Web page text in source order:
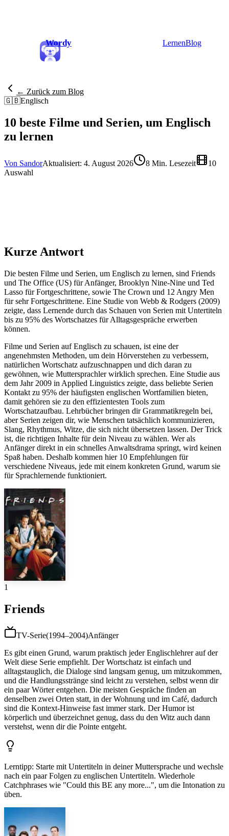
Wordy LernenBlog
← Zurück zum Blog
🇬🇧Englisch
10 beste Filme und Serien, um Englisch
zu lernen
Von SandorAktualisiert: 4. August 2026 8 Min. Lesezeit
10
Auswahl
Kurze Antwort
Die besten Filme und Serien, um Englisch zu lernen, sind Friends
und The Office (US) für Anfänger, Brooklyn Nine-Nine und Ted
Lasso für Fortgeschrittene, sowie The Crown und 12 Angry Men
für sehr Fortgeschrittene. Eine Studie von Webb & Rodgers (2009)
zeigte, dass Lernende durch das Schauen von Serien mit Untertiteln
bis zu 95% des Wortschatzes für Alltagsgespräche erwerben
können.
Filme und Serien auf Englisch zu schauen, ist eine der
angenehmsten Methoden, um dein Hörverstehen zu verbessern,
natürlichen Wortschatz aufzuschnappen und dich daran zu
gewöhnen, wie Muttersprachler wirklich sprechen. Eine Studie aus
dem Jahr 2009 in Applied Linguistics zeigte, dass beliebte Serien
Kontakt zu 95% der häufigsten englischen Wortfamilien bieten,
damit gehören sie zu den effizientesten Tools zum
Wortschatzaufbau. Lehrbücher bringen dir Grammatikregeln bei,
aber Serien zeigen dir, wie Menschen tatsächlich kommunizieren,
Slang, Rhythmus, Witze, die sich nicht übersetzen lassen. Der Trick
ist, die richtigen Inhalte für dein Niveau zu wählen. Wer als
Anfänger direkt in ein schnelles Anwaltsdrama springt, wird keinen
Spaß haben. Deshalb kommen hier 10 Empfehlungen für
verschiedene Niveaus, jede mit einem konkreten Grund, warum sie
für Sprachlernende funktioniert.
1
Friends
TV-Serie(1994–2004)Anfänger
Es gibt einen Grund, warum praktisch jeder Englischlehrer auf der
Welt diese Serie empfiehlt. Der Wortschatz ist einfach und
alltagstauglich, die Dialoge sind langsam genug, um mitzukommen,
und die Handlungsstränge sind leicht zu verstehen, selbst wenn dir
ein paar Wörter entgehen. Die meisten Gespräche finden an
denselben zwei Orten statt, in der Wohnung und im Café, dadurch
sind die Kontext-Hinweise fast immer stark. Der Humor ist
körperlich und überzeichnet genug, dass du den Witz auch dann
verstehst, wenn dir die Pointe entgeht.
Lerntipp: Starte mit Untertiteln in deiner Muttersprache und wechsle
nach ein paar Folgen zu englischen Untertiteln. Wiederhole
Catchphrases wie "Could this BE any more...", um die Intonation zu
üben.